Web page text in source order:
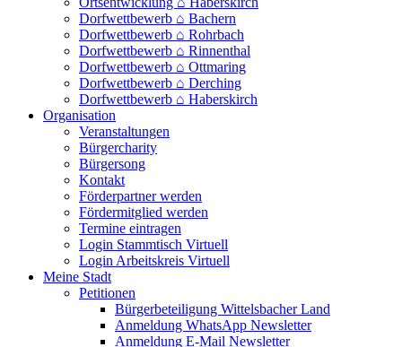
Dorfwettbewerb ⌂ Bachern
Dorfwettbewerb ⌂ Rohrbach
Dorfwettbewerb ⌂ Rinnenthal
Dorfwettbewerb ⌂ Ottmaring
Dorfwettbewerb ⌂ Derching
Dorfwettbewerb ⌂ Haberskirch
Organisation
Veranstaltungen
Bürgercharity
Bürgersong
Kontakt
Förderpartner werden
Fördermitglied werden
Termine eintragen
Login Stammtisch Virtuell
Login Arbeitskreis Virtuell
Meine Stadt
Petitionen
Bürgerbeteiligung Wittelsbacher Land
Anmeldung WhatsApp Newsletter
Anmeldung E-Mail Newsletter